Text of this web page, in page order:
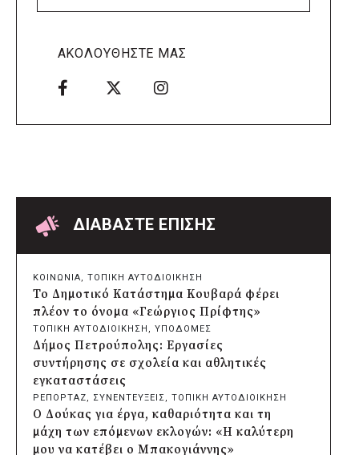
Δήμος Πέλλας: Σε προσωρινή αναστολή
πριν από 18 ώρες
Δήμος Ελληνικού – Αργυρούπολης για το
Seoul Smart City Prize 2026
δίκτυο ηλεκτροφωτισμού
πριν από 19 ώρες
Δήμος Πατρέων: Αντικατάσταση
φωτιστικών μετά τη λεηλασία στο έλος
της Αγυιάς
πριν από 19 ώρες
Δήμος Σαρωνικού: Βανδάλισαν το
εκκλησάκι της Μεταμόρφωσης του
Σωτήρος
πριν από 19 ώρες
Περιφέρεια Αττικής: Έξι συμπεράσματα
για την ψηφιακή μετάβαση των
επιχειρήσεων
πριν από 20 ώρες
ΑΚΟΛΟΥΘΗΣΤΕ ΜΑΣ
ΔΙΑΒΑΣΤΕ ΕΠΙΣΗΣ
ΚΟΙΝΩΝΙΑ, ΤΟΠΙΚΗ ΑΥΤΟΔΙΟΙΚΗΣΗ
Το Δημοτικό Κατάστημα Κουβαρά φέρει
πλέον το όνομα «Γεώργιος Πρίφτης»
ΤΟΠΙΚΗ ΑΥΤΟΔΙΟΙΚΗΣΗ , ΥΠΟΔΟΜΕΣ
Δήμος Πετρούπολης: Εργασίες
συντήρησης σε σχολεία και αθλητικές
εγκαταστάσεις
ΡΕΠΟΡΤΑΖ, ΣΥΝΕΝΤΕΥΞΕΙΣ, ΤΟΠΙΚΗ ΑΥΤΟΔΙΟΙΚΗΣΗ
Ο Δούκας για έργα, καθαριότητα και τη
μάχη των επόμενων εκλογών: «Η καλύτερη
μου να κατέβει ο Μπακογιάννης»